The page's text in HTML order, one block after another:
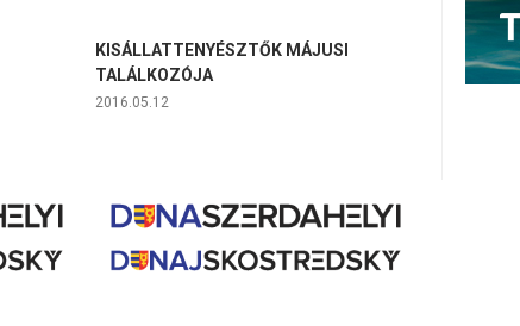
KISÁLLATTENYÉSZTŐK MÁJUSI
TALÁLKOZÓJA
2016.05.12